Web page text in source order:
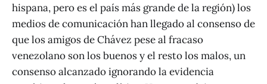
hispana, pero es el país más grande de la región) los
medios de comunicación han llegado al consenso de
que los amigos de Chávez pese al fracaso
venezolano son los buenos y el resto los malos, un
consenso alcanzado ignorando la evidencia